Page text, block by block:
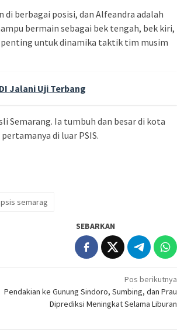
di berbagai posisi, dan Alfeandra adalah
bermain sebagai bek tengah, bek kiri,
untuk dinamika taktik tim musim
Jalani Uji Terbang
Semarang. Ia tumbuh dan besar di kota
di luar PSIS.
psis semarag
SEBARKAN
Pos berikutnya
Pendakian ke Gunung Sindoro, Sumbing, dan Prau
Diprediksi Meningkat Selama Liburan